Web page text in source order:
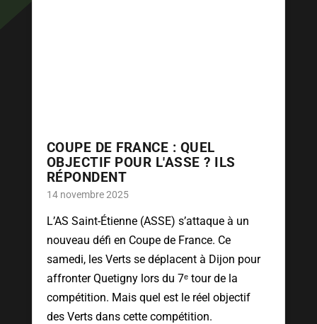
COUPE DE FRANCE : QUEL
OBJECTIF POUR L'ASSE ? ILS
RÉPONDENT
14 novembre 2025
L’AS Saint-Étienne (ASSE) s’attaque à un
nouveau défi en Coupe de France. Ce
samedi, les Verts se déplacent à Dijon pour
affronter Quetigny lors du 7ᵉ tour de la
compétition. Mais quel est le réel objectif
des Verts dans cette compétition.